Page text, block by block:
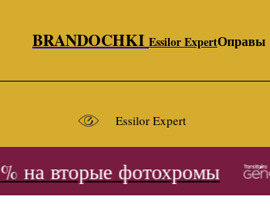
BRANDOCHKI Essilor ExpertОправы
Essilor Expert
вторые фотохромы